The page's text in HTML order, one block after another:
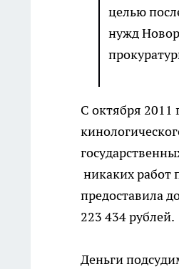
целью
нужд
С октября 2011
никаких работ
предоставила
223 434 рублей.
Деньги